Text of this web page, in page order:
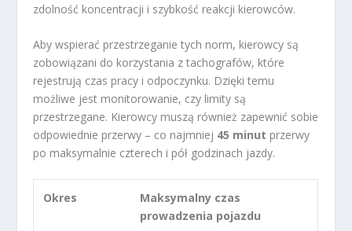
zdolność koncentracji i szybkość reakcji kierowców.
Aby wspierać przestrzeganie tych norm, kierowcy są
zobowiązani do korzystania z tachografów, które
rejestrują czas pracy i odpoczynku. Dzięki temu
możliwe jest monitorowanie, czy limity są
przestrzegane. Kierowcy muszą również zapewnić sobie
odpowiednie przerwy – co najmniej 45 minut przerwy
po maksymalnie czterech i pół godzinach jazdy.
Okres
Maksymalny czas
prowadzenia pojazdu